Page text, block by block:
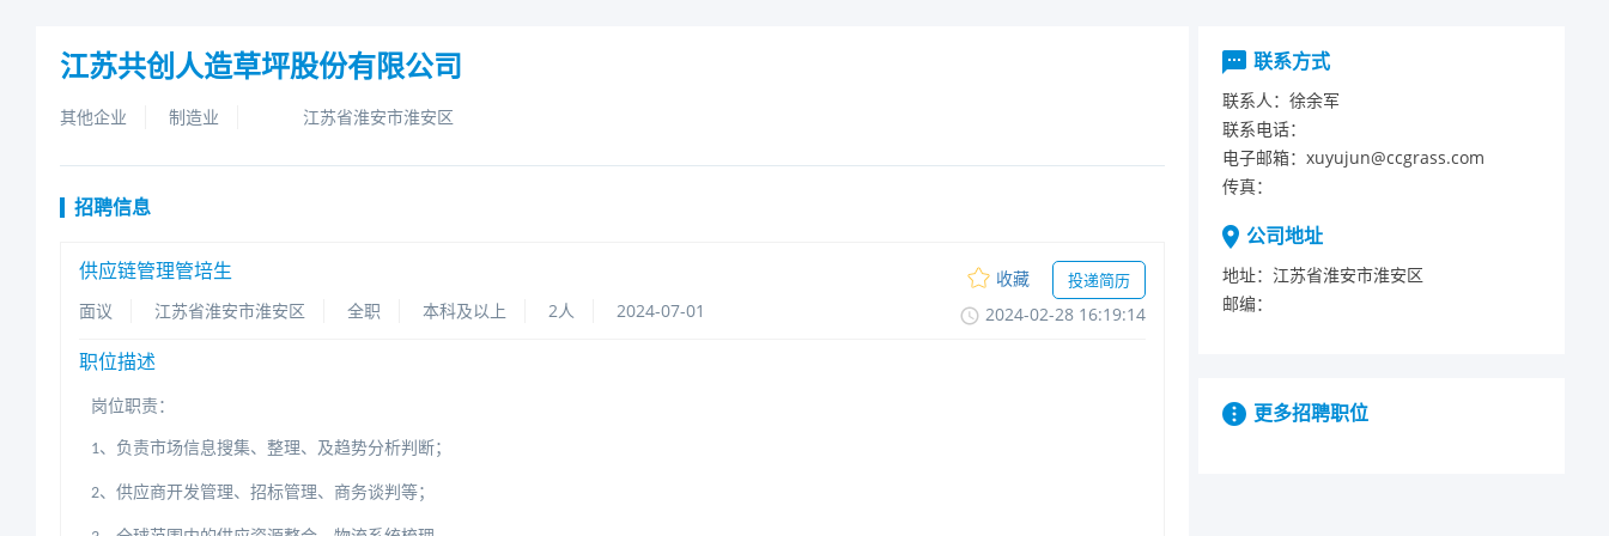
江苏共创人造草坪股份有限公司
其他企业 制造业 江苏省淮安市淮安区
招聘信息
供应链管理管培生
面议 江苏省淮安市淮安区 全职 本科及以上 2人 2024-07-01
收藏 投递简历
2024-02-2816:19:14
职位描述
岗位职责：
1、负责市场信息搜集、整理、及趋势分析判断；
2、供应商开发管理、招标管理、商务谈判等；
联系方式
联系人： 徐余军
联系电话：
电子邮箱： xuyujun@ccgrass.com
传真：
公司地址
地址： 江苏省淮安市淮安区
邮编：
更多招聘职位